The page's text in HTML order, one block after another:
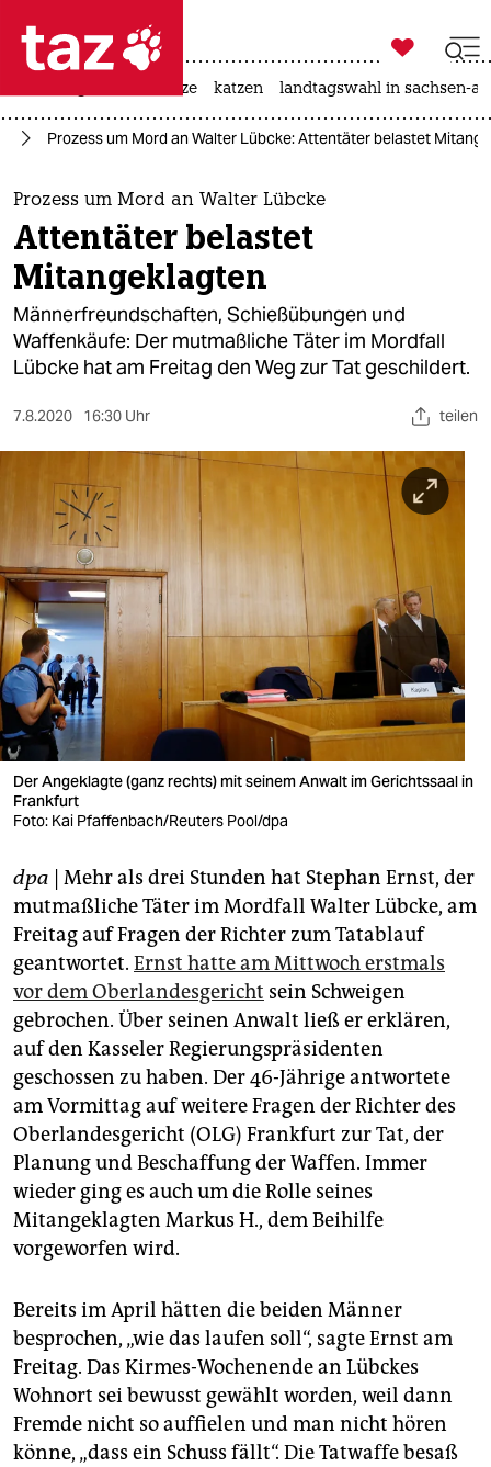
 taz zahl ich
taz zahl ich
themen
politik
öko
gesellschaft
sport
berlin
nord
wahrheit
verlag
verlag
veranstaltungen
shop
fragen & hilfe
abo
genossenschaft
epaper login

taz zahl ich
hitze katzen landtagswahl in sachsen-
Prozess um Mord an Walter Lübcke: Attentäter belastet
Prozess um Mord an Walter Lübcke
Attentäter belastet
Mitangeklagten
Männerfreundschaften, Schießübungen und
Waffenkäufe: Der mutmaßliche Täter im Mordfall
Lübcke hat am Freitag den Weg zur Tat geschildert.
7.8.2020 16:30 Uhr teilen
Der Angeklagte (ganz rechts) mit seinem Anwalt im Gerichtssaal in
Frankfurt
Foto: Kai Pfaffenbach/Reuters Pool/dpa
dpa | Mehr als drei Stunden hat Stephan Ernst, der
mutmaßliche Täter im Mordfall Walter Lübcke, am
Freitag auf Fragen der Richter zum Tatablauf
geantwortet. Ernst hatte am Mittwoch erstmals
vor dem Oberlandesgericht sein Schweigen
gebrochen. Über seinen Anwalt ließ er erklären,
auf den Kasseler Regierungspräsidenten
geschossen zu haben. Der 46-Jährige antwortete
am Vormittag auf weitere Fragen der Richter des
Oberlandesgericht (OLG) Frankfurt zur Tat, der
Planung und Beschaffung der Waffen. Immer
wieder ging es auch um die Rolle seines
Mitangeklagten Markus H., dem Beihilfe
vorgeworfen wird.
Bereits im April hätten die beiden Männer
besprochen, „wie das laufen soll“, sagte Ernst am
Freitag. Das Kirmes-Wochenende an Lübckes
Wohnort sei bewusst gewählt worden, weil dann
Fremde nicht so auffielen und man nicht hören
könne, „dass ein Schuss fällt“. Die Tatwaffe besaß